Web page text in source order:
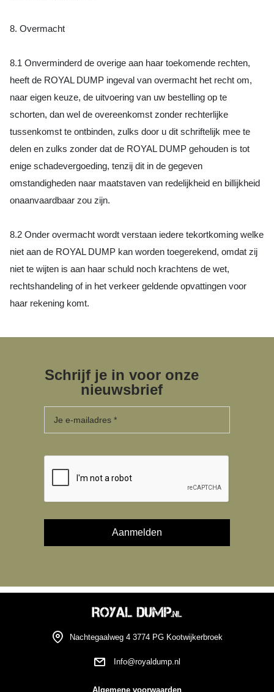
8. Overmacht
8.1 Onverminderd de overige aan haar toekomende rechten,
heeft de ROYAL DUMP ingeval van overmacht het recht om,
naar eigen keuze, de uitvoering van uw bestelling op te
schorten, dan wel de overeenkomst zonder rechterlijke
tussenkomst te ontbinden, zulks door u dit schriftelijk mee te
delen en zulks zonder dat de ROYAL DUMP gehouden is tot
enige schadevergoeding, tenzij dit in de gegeven
omstandigheden naar maatstaven van redelijkheid en billijkheid
onaanvaardbaar zou zijn.
8.2 Onder overmacht wordt verstaan iedere tekortkoming welke
niet aan de ROYAL DUMP kan worden toegerekend, omdat zij
niet te wijten is aan haar schuld noch krachtens de wet,
rechtshandeling of in het verkeer geldende opvattingen voor
haar rekening komt.
Schrijf je in voor onze
nieuwsbrief
Nachtegaalweg 4 3774 PG Kootwijkerbroek
Info@royaldump.nl
Algemene voorwaarden